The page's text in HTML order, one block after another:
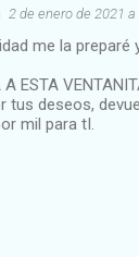
2 de enero de 2021
me la
A ESTA
tus deseos,
mil para tI.